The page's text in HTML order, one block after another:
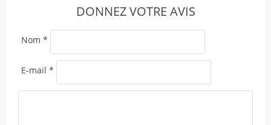
DONNEZ VOTRE AVIS
Nom *
E-mail *